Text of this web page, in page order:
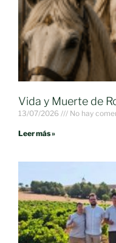
Vida y Muerte de
13/07/2026 No hay
Leer más »